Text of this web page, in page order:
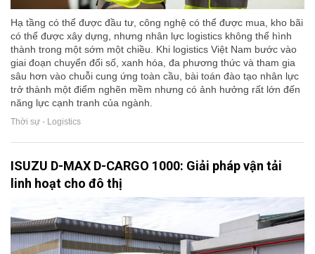
Hạ tầng có thể được đầu tư, công nghệ có thể được mua, kho bãi
có thể được xây dựng, nhưng nhân lực logistics không thể hình
thành trong một sớm một chiều. Khi logistics Việt Nam bước vào
giai đoạn chuyển đổi số, xanh hóa, đa phương thức và tham gia
sâu hơn vào chuỗi cung ứng toàn cầu, bài toán đào tạo nhân lực
trở thành một điểm nghẽn mềm nhưng có ảnh hưởng rất lớn đến
năng lực cạnh tranh của ngành.
Thời sự - Logistics
ISUZU D-MAX D-CARGO 1000: Giải pháp vận tải
linh hoạt cho đô thị